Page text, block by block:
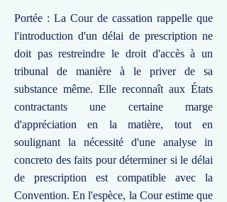
Portée : La Cour de cassation rappelle que
l'introduction d'un délai de prescription ne
doit pas restreindre le droit d'accès à un
tribunal de manière à le priver de sa
substance même. Elle reconnaît aux États
contractants une certaine marge
d'appréciation en la matière, tout en
soulignant la nécessité d'une analyse in
concreto des faits pour déterminer si le délai
de prescription est compatible avec la
Convention. En l'espèce, la Cour estime que